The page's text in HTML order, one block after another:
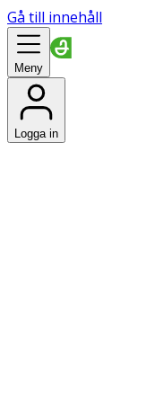
Gå till innehåll
Meny
Logga in